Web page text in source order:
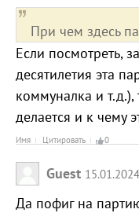
При чем здесь
Если посмотреть,
десятилетия эта
коммуналка и т.д.),
делается и к чему
Имя Цитировать 0
Guest 15.01.2024
Да пофиг на